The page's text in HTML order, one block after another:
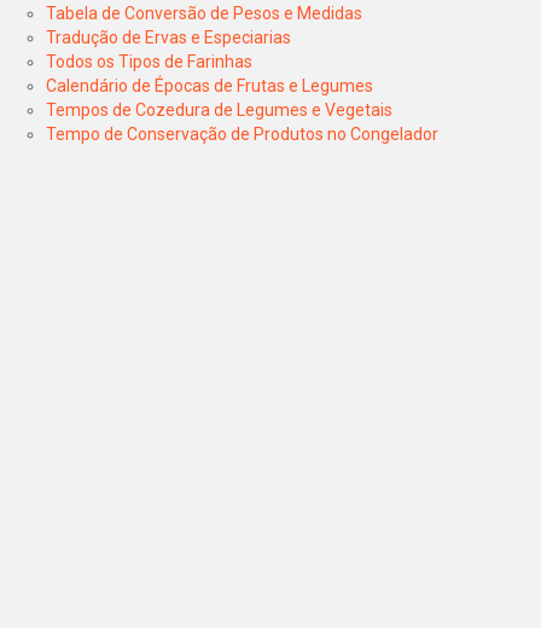
Tabela de Conversão de Pesos e Medidas
Tradução de Ervas e Especiarias
Todos os Tipos de Farinhas
Calendário de Épocas de Frutas e Legumes
Tempos de Cozedura de Legumes e Vegetais
Tempo de Conservação de Produtos no Congelador